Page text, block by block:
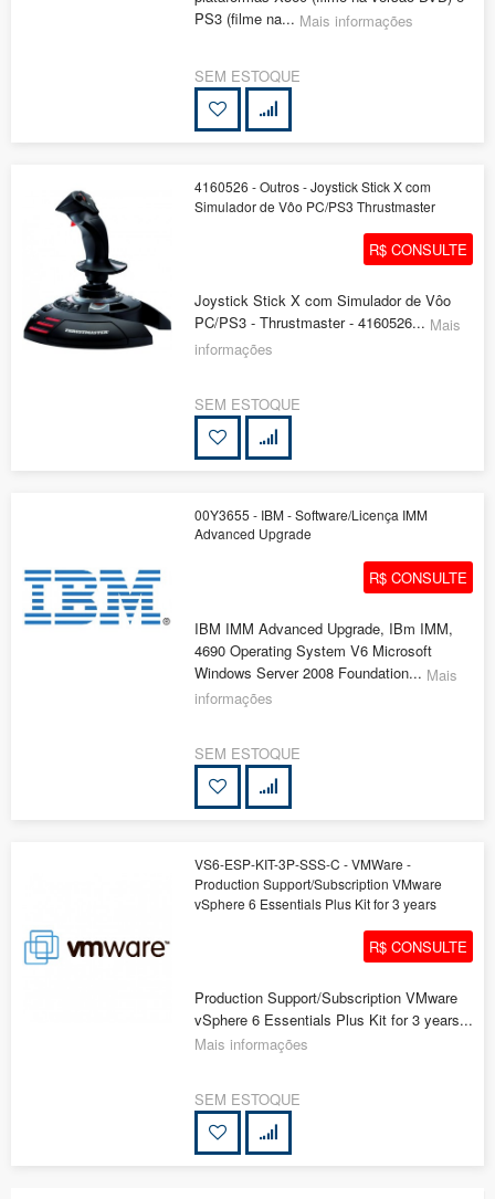
PS3 (filme na... Mais informações
SEM ESTOQUE
4160526 - Outros - Joystick Stick X com
Simulador de Vôo PC/PS3 Thrustmaster
R$ CONSULTE
Joystick Stick X com Simulador de Vôo
PC/PS3 - Thrustmaster - 4160526... Mais
informações
SEM ESTOQUE
00Y3655 - IBM - Software/Licença IMM
Advanced Upgrade
R$ CONSULTE
IBM IMM Advanced Upgrade, IBm IMM,
4690 Operating System V6 Microsoft
Windows Server 2008 Foundation... Mais
informações
SEM ESTOQUE
VS6-ESP-KIT-3P-SSS-C - VMWare -
Production Support/Subscription VMware
vSphere 6 Essentials Plus Kit for 3 years
R$ CONSULTE
Production Support/Subscription VMware
vSphere 6 Essentials Plus Kit for 3 years...
Mais informações
SEM ESTOQUE